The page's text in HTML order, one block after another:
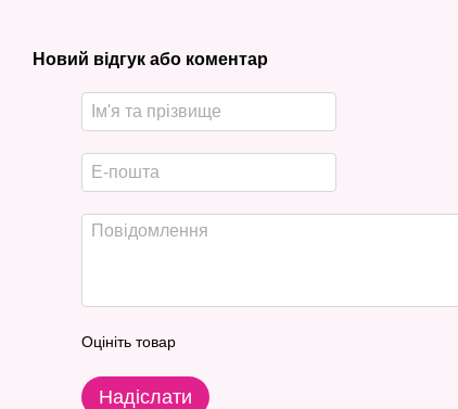
Новий відгук або коментар
Оцініть товар
Надіслати